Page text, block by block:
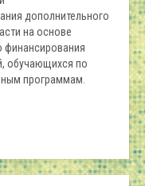
дополнительного
на основе
финансирования
обучающихся по
программам.